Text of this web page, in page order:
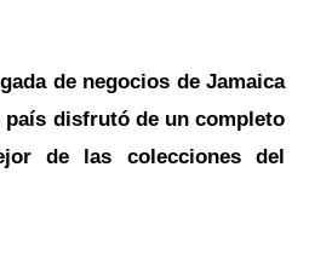
de negocios de Jamaica
país disfrutó de un completo
de las colecciones del